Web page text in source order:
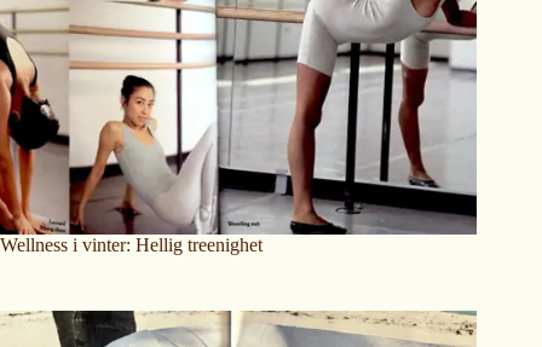
Wellness i vinter: Hellig treenighet